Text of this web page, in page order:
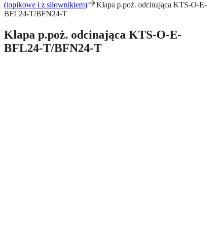
(topikowe i z siłownikiem)
Klapa p.poż. odcinająca KTS-O-E-
BFL24-T/BFN24-T
Klapa p.poż. odcinająca KTS-O-E-
BFL24-T/BFN24-T